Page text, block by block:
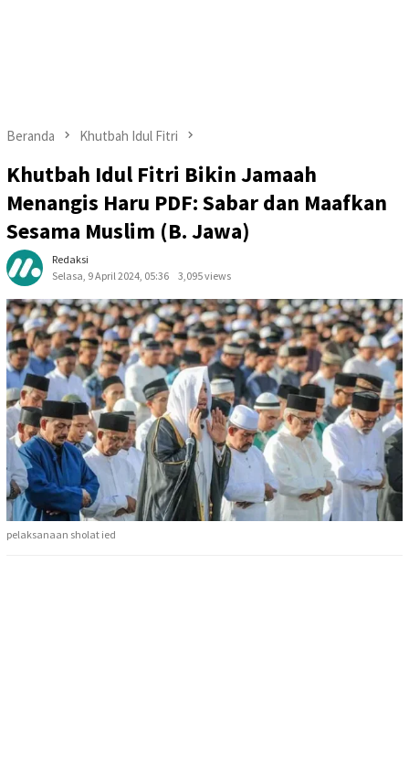
Beranda Khutbah Idul Fitri
Khutbah Idul Fitri Bikin Jamaah
Menangis Haru PDF: Sabar dan Maafkan
Sesama Muslim (B. Jawa)
Redaksi
Selasa, 9 April 2024, 05:36
3,095 views
pelaksanaan sholat ied